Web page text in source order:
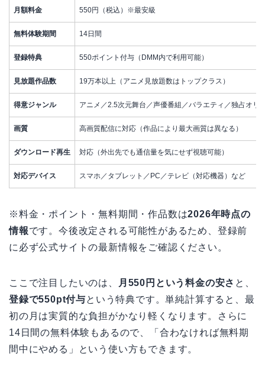
月額料金 550円（税込）※最安級
無料体験期間 14日間
登録特典 550ポイント付与（DMM内で利用可能）
見放題作品数 19万本以上（アニメ見放題数はトップクラス）
得意ジャンル アニメ／2.5次元舞台／声優番組／バラエティ／独占オリ
画質 高画質配信に対応（作品により最大画質は異なる）
ダウンロード再生 対応（外出先でも通信量を気にせず視聴可能）
対応デバイス スマホ／タブレット／PC／テレビ（対応機器）など
※料金・ポイント・無料期間・作品数は2026年時点の
情報です。今後改定される可能性があるため、登録前
に必ず公式サイトの最新情報をご確認ください。
ここで注目したいのは、 月550円という料金の安さ と、
登録で550pt付与という特典です。単純計算すると、最
初の月は実質的な負担がかなり軽くなります。さらに
14日間の無料体験もあるので、「合わなければ無料期
間中にやめる」という使い方もできます。